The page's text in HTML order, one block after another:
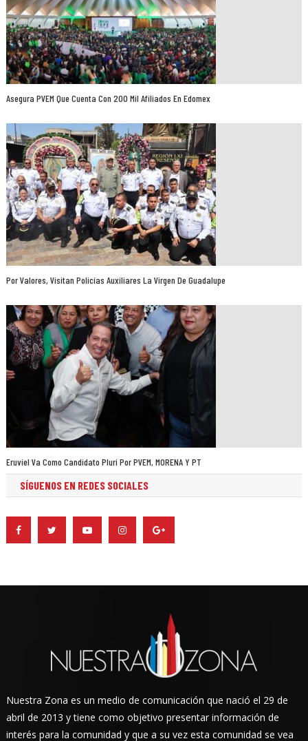
Asegura PVEM Que Cuenta Con 200 Mil Afiliados En Edomex
Por Valores, Visitan Policías Auxiliares La Virgen De Guadalupe
Eruviel Va Como Candidato Pluri Por PVEM, MORENA Y PT
SÍGUENOS EN REDES SOCIALES
Nuestra Zona es un medio de comunicación que nació el 29 de
abril de 2013 y tiene como objetivo presentar información de
interés para la comunidad y que a su vez esta comunidad se vea